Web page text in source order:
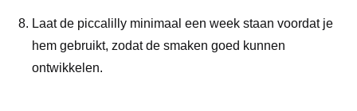
Laat de piccalilly minimaal een week staan voordat je
hem gebruikt, zodat de smaken goed kunnen
ontwikkelen.